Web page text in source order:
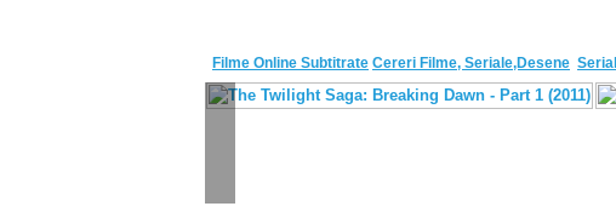
Filme Online Subtitrate Cereri Filme, Seriale,Desene